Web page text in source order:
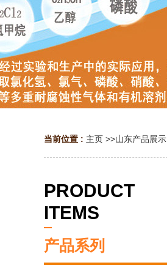
当前位置 : 主页 >>山东产品展示
PRODUCT
ITEMS
产品系列